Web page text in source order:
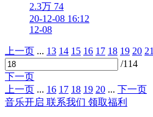
2.3万 74
20-12-08 16:12
12-08
上一页 ... 13 14 15 16 17 18 19 20 21
/114
下一页
上一页 ... 16 17 18 19 20 ... 下一页
音乐开启 联系我们 领取福利